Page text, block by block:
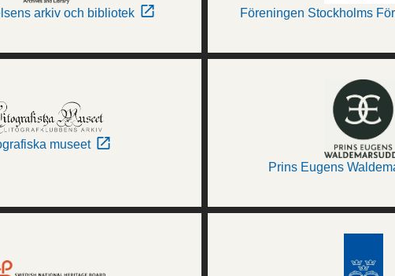
arkiv och bibliotek Föreningen Stockholms
museet
Prins Eugens